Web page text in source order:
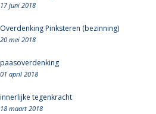
17 juni 2018
Overdenking Pinksteren (bezinning)
20 mei 2018
paasoverdenking
01 april 2018
innerlijke tegenkracht
18 maart 2018